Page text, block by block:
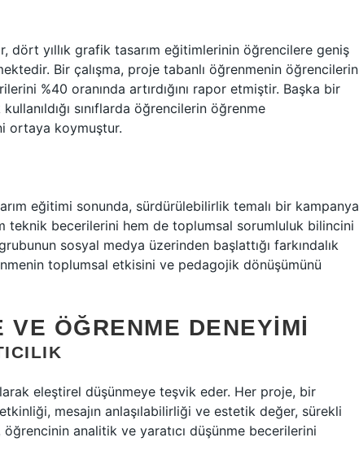
dört yıllık grafik tasarım eğitimlerinin öğrencilere geniş
Bir çalışma, proje tabanlı öğrenmenin öğrencilerin
%40 oranında artırdığını rapor etmiştir. Başka bir
sınıflarda öğrencilerin öğrenme
ortaya koymuştur.
eğitimi sonunda, sürdürülebilirlik temalı bir kampanya
teknik becerilerini hem de toplumsal sorumluluk bilincini
sosyal medya üzerinden başlattığı farkındalık
toplumsal etkisini ve pedagojik dönüşümünü
VE ÖĞRENME DENEYIMI
eleştirel düşünmeye teşvik eder. Her proje, bir
mesajın anlaşılabilirliği ve estetik değer, sürekli
analitik ve yaratıcı düşünme becerilerini